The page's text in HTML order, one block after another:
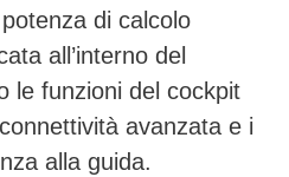
di calcolo
all’interno del
le funzioni del cockpit
avanzata e i
alla guida.